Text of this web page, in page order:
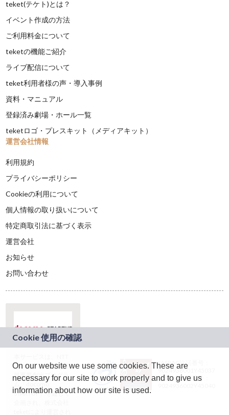
teket(テケト)とは？
イベント作成の方法
ご利用料金について
teketの機能ご紹介
ライブ配信について
teket利用者様の声・導入事例
資料・マニュアル
登録済み劇場・ホール一覧
teketロゴ・プレスキット（メディアキット）
運営会社情報
利用規約
プライバシーポリシー
Cookieの利用について
個人情報の取り扱いについて
特定商取引法に基づく表示
運営会社
お知らせ
お問い合わせ
ドコモグループの新
規事業創出プログラ
ム「docomo
STARTUP」を通じて
JASRAC許諾番号：
9024936001Y45037
JASRAC許諾番号：
On our website we use some cookies. These are
necessary for our site to work properly and to give us
information about how our site is used.